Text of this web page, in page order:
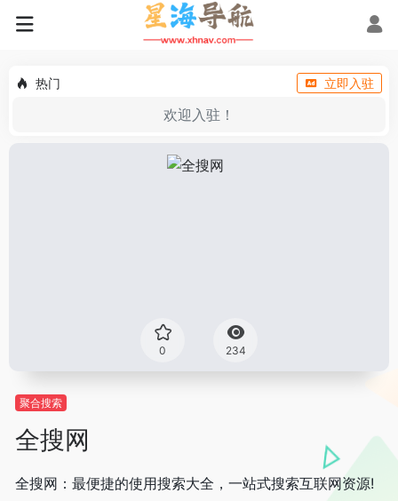
热门 立即入驻
欢迎入驻！
0 234
聚合搜索
全搜网
全搜网：最便捷的使用搜索大全，一站式搜索互联网资源!